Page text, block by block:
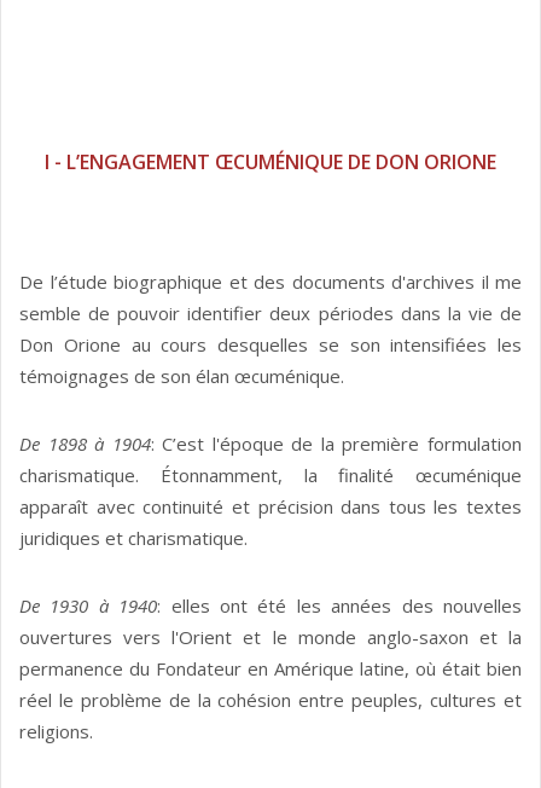
I - L’ENGAGEMENT ŒCUMÉNIQUE DE DON ORIONE
De l’étude biographique et des documents d'archives il me
semble de pouvoir identifier deux périodes dans la vie de
Don Orione au cours desquelles se son intensifiées les
témoignages de son élan œcuménique.
De 1898 à 1904: C’est l'époque de la première formulation
charismatique. Étonnamment, la finalité œcuménique
apparaît avec continuité et précision dans tous les textes
juridiques et charismatique.
De 1930 à 1940: elles ont été les années des nouvelles
ouvertures vers l'Orient et le monde anglo-saxon et la
permanence du Fondateur en Amérique latine, où était bien
réel le problème de la cohésion entre peuples, cultures et
religions.